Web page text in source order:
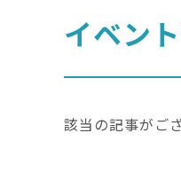
イベン
該当の記事がご